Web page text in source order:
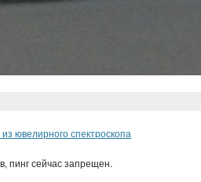
ювелирного спектроскопа
пинг сейчас запрещен.